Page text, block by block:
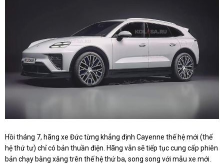
Hồi tháng 7, hãng xe Đức từng khẳng định Cayenne thế hệ mới (thế
hệ thứ tư) chỉ có bản thuần điện. Hãng vẫn sẽ tiếp tục cung cấp phiên
bản chạy bằng xăng trên thế hệ thứ ba, song song với mẫu xe mới.